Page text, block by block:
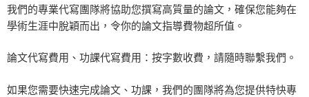
我們的專業代寫團隊將協助您撰寫高質量的論文，確保您能夠在
學術生涯中脫穎而出，令你的論文指導費物超所值。
論文代寫費用、功課代寫費用：按字數收費，請隨時聯繫我們 。
如果您需要快速完成論文、功課，我們的團隊將為您提供特快專